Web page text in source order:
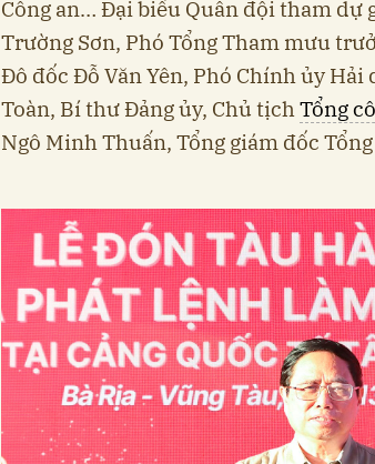
Công an… Đại biểu Quân đội tham dự
Trường Sơn, Phó Tổng Tham mưu
Đô đốc Đỗ Văn Yên, Phó Chính ủy
Toàn, Bí thư Đảng ủy, Chủ tịchTổng
Ngô Minh Thuấn, Tổng giám đốc